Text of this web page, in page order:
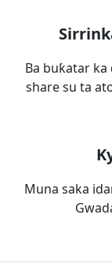
Ba buƙatar
share su ta
Muna saka